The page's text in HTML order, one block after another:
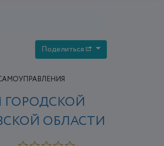
Поделиться
ОБЛАСТИ